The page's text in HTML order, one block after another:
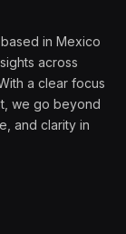
in Mexico
across
a clear focus
we go beyond
and clarity in